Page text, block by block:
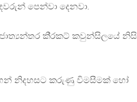
පෙන්වා දෙනවා.
කි‍්‍රකට් කවුන්සිලයේ නිසි
නිදහසට කරුණු විමසීමක් හෝ